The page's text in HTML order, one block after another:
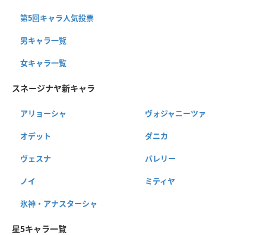
第5回キャラ人気投票
男キャラ一覧
女キャラ一覧
スネージナヤ新キャラ
アリョーシャ ヴォジャニーツァ
オデット ダニカ
ヴェスナ バレリー
ノイ ミティヤ
氷神・アナスターシャ
星5キャラ一覧